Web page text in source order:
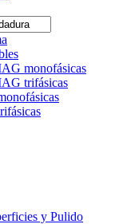
monofásicas
trifásicas
y Pulido